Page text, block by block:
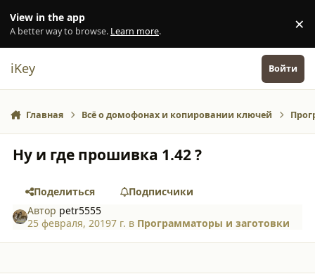
View in the app
A better way to browse. Learn more. ×
iKey Войти
Главная Всё о домофонах и копировании ключей
Ну и где прошивка 1.42 ?
Поделиться
Подписчики
Автор petr5555
25 февраля, 20197 г. в Программаторы и заготовки